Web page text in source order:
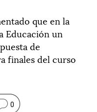
que en la
Educación un
de
finales del curso
0